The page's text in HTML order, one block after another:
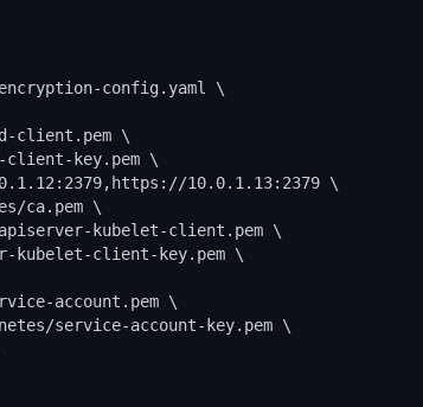
config.yaml \
client.pem \
key.pem \
10.0.1.13:2379 \
ca.pem \
kubelet-client.pem \
kubelet-client-key.pem \
account.pem \
service-account-key.pem \